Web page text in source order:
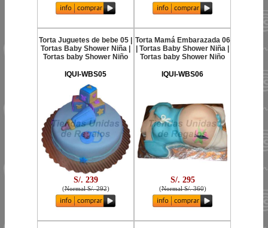
Torta Juguetes de bebe 05 |
Tortas Baby Shower Niña |
Tortas baby Shower Niño
IQUI-WBS05
S/. 239
(Normal S/. 292)
Torta Mamá Embarazada 06
| Tortas Baby Shower Niña |
Tortas baby Shower Niño
IQUI-WBS06
S/. 295
(Normal S/. 360)